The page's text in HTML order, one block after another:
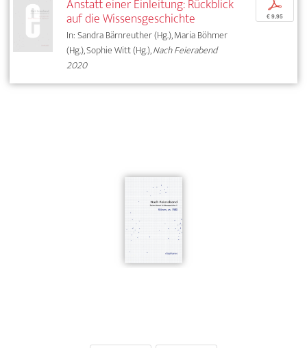
auf die Wissensgeschichte
In: Sandra Bärnreuther (Hg.), Maria Böhmer
(Hg.), Sophie Witt (Hg.),Nach Feierabend
2020
p
€ 9,95